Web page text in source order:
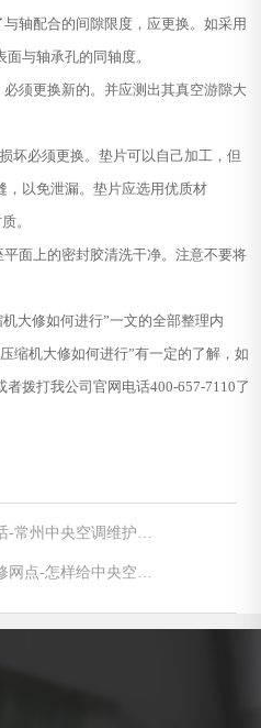
轴配合的间隙限度，应更换。如采用
与轴承孔的同轴度。
须更换新的。并应测出其真空游隙大
坏必须更换。垫片可以自己加工，但
，以免泄漏。垫片应选用优质材
。
面上的密封胶清洗干净。注意不要将
大修如何进行”一文的全部整理内
缩机大修如何进行”有一定的了解，如
拨打我公司官网电话400-657-7110了
-常州中央空调维护，
点-怎样给中央空调